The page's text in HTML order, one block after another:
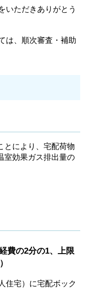
いただきありがとう
は、順次審査・補助
とにより、宅配荷物
室効果ガス排出量の
費の2分の1、上限
住宅）に宅配ボック